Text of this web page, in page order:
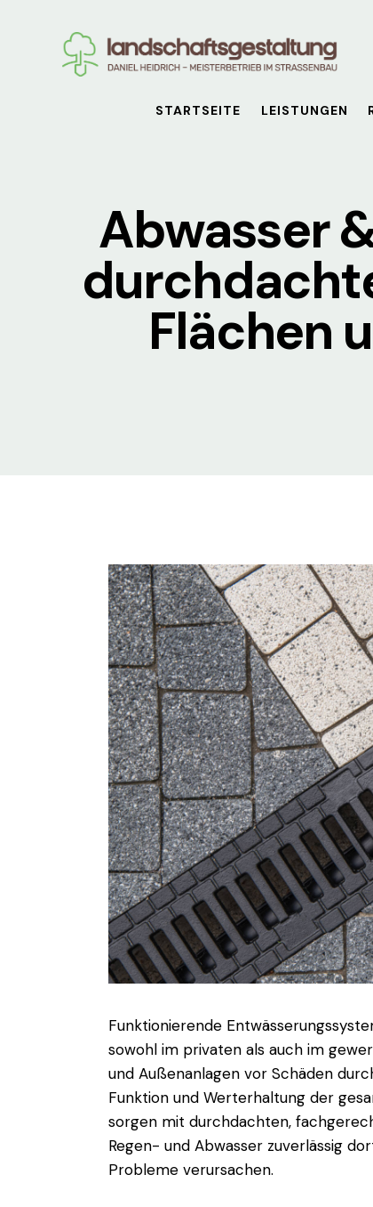
STARTSEITE LEISTUNGEN
Abwasser
Flächen
Funktionierende
sowohl im privaten als auch im
und Außenanlagen vor Schäden
Funktion und Werterhaltung der
sorgen mit durchdachten,
Regen- und Abwasser zuverlässig
Probleme verursachen.